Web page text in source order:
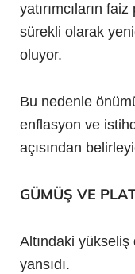
yatırımcıların
sürekli olarak
oluyor.
Bu nedenle
enflasyon ve
açısından
GÜMÜŞ VE
Altındaki
yansıdı.